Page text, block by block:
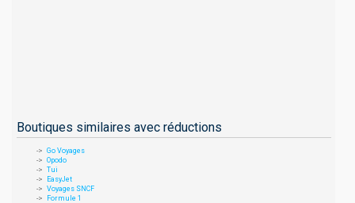
Boutiques similaires avec réductions
Go Voyages
Opodo
Tui
EasyJet
Voyages SNCF
Formule 1